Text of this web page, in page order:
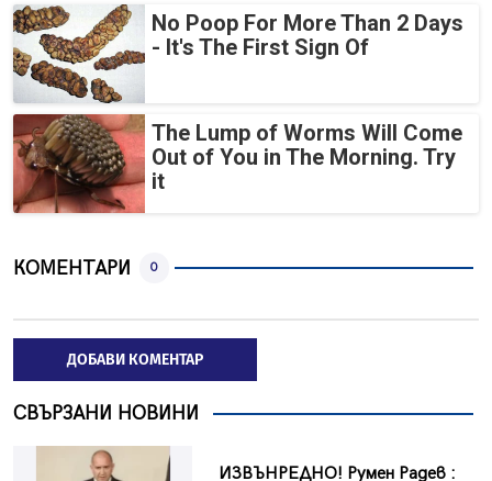
No Poop For More Than 2 Days
- It's The First Sign Of
The Lump of Worms Will Come
Out of You in The Morning. Try
it
КОМЕНТАРИ 0
ДОБАВИ КОМЕНТАР
СВЪРЗАНИ НОВИНИ
ИЗВЪНРЕДНО! Румен Радев :